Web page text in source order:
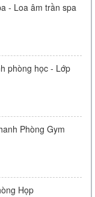
- Loa âm trần spa
phòng học - Lớp
Phòng Gym
Họp